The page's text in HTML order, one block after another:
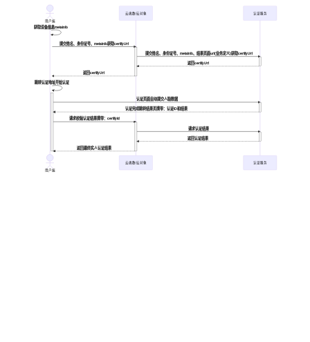
用户端
云函数/云对象 认证服务
获取设备信息metaInfo
提交姓名、身份证号、metaInfo获取certifyUrl
提交姓名、身份证号、metaInfo、结果页面url(业务定义)获取certifyUrl
返回certifyUrl
返回certifyUrl
跳转认证地址开始认证
认证页面自动提交人脸数据
认证完成跳转结果页携带：认证ID和结果
请求校验认证结果携带：certifyId
请求认证结果
返回认证结果
返回最终实人认证结果
用户端
云函数/云对象 认证服务